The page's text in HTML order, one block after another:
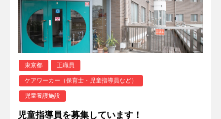
東京都 正職員
ケアワーカー（保育士・児童指導員など）
児童養護施設
児童指導員を募集しています！